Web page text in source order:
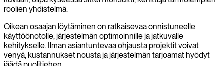
roolien yhdistelmä.
Oikean osaajan löytäminen on ratkaisevaa onnistuneelle
käyttöönotolle, järjestelmän optimoinnille ja jatkuvalle
kehitykselle. Ilman asiantuntevaa ohjausta projektit voivat
venyä, kustannukset nousta ja järjestelmän tarjoamat hyödyt